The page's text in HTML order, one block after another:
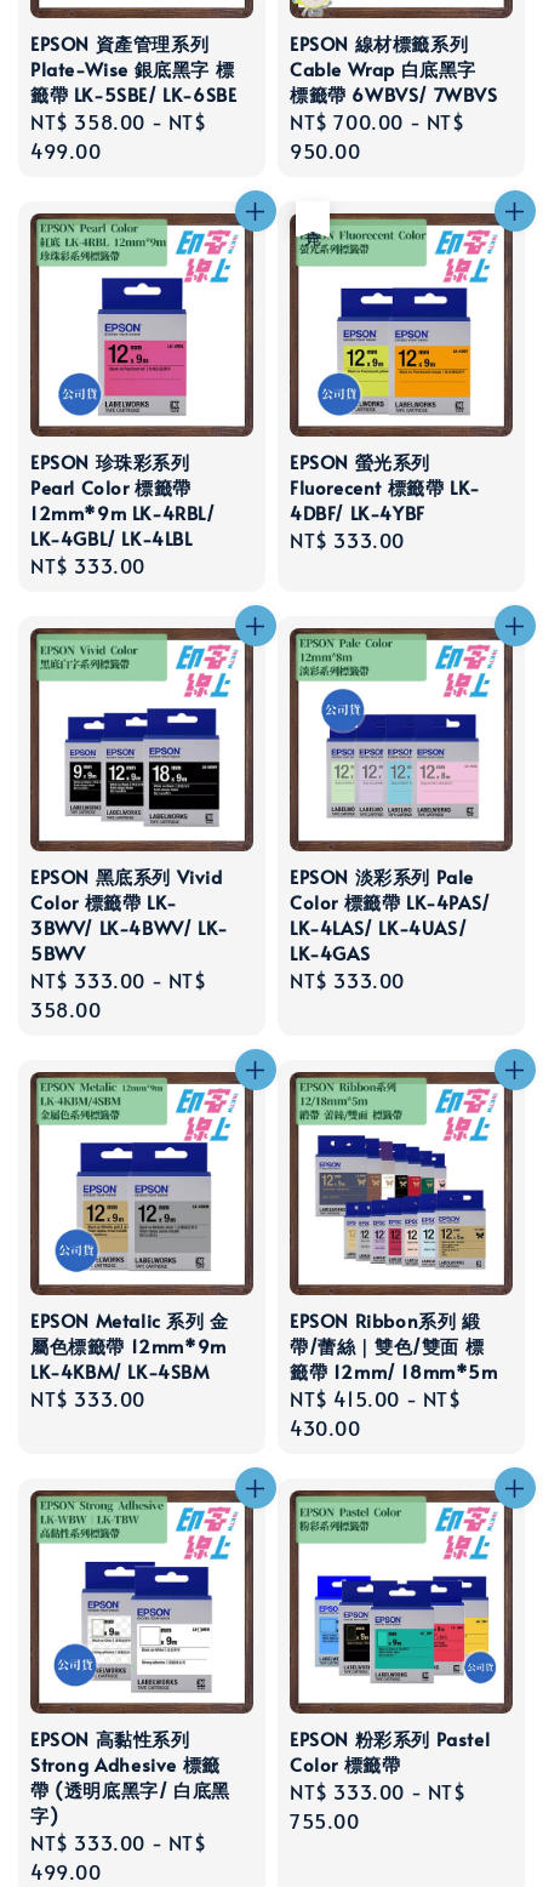
EPSON 資產管理系列
Plate-Wise 銀底黑字 標
籤帶 LK-5SBE/ LK-6SBE
Regular
price
NT$ 358.00 - NT$
499.00
EPSON 線材標籤系列
Cable Wrap 白底黑字
標籤帶 6WBVS/ 7WBVS
Regular
price
NT$ 700.00 - NT$
950.00
EPSON 珍珠彩系列
Pearl Color 標籤帶
12mm*9m LK-4RBL/
LK-4GBL/ LK-4LBL
Regular
NT$ 333.00
EPSON 螢光系列
Fluorecent 標籤帶 LK-
4DBF/ LK-4YBF
Regular
NT$ 333.00
EPSON 黑底系列 Vivid
Color 標籤帶 LK-
3BWV/ LK-4BWV/ LK-
5BWV
Regular
price
NT$ 333.00 - NT$
358.00
EPSON 淡彩系列 Pale
Color 標籤帶 LK-4PAS/
LK-4LAS/ LK-4UAS/
LK-4GAS
Regular
NT$ 333.00
EPSON Metalic 系列 金
屬色標籤帶 12mm*9m
LK-4KBM/ LK-4SBM
Regular
NT$ 333.00
EPSON Ribbon系列 緞
帶/蕾絲｜雙色/雙面 標
籤帶 12mm/ 18mm*5m
Regular
price
NT$ 415.00 - NT$
430.00
EPSON 高黏性系列
Strong Adhesive 標籤
帶 (透明底黑字/ 白底黑
字)
Regular
price
NT$ 333.00 - NT$
499.00
EPSON 粉彩系列 Pastel
Color 標籤帶
Regular
price
NT$ 333.00 - NT$
755.00